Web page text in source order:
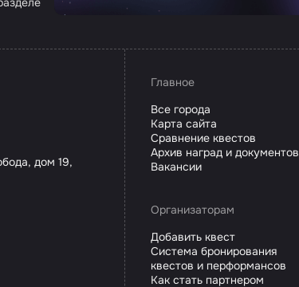
дом 19,
Главное
Все города
Карта сайта
Сравнение квестов
Архив наград и документов
Вакансии
Организаторам
Добавить квест
Система бронирования
квестов и перформансов
Как стать партнером